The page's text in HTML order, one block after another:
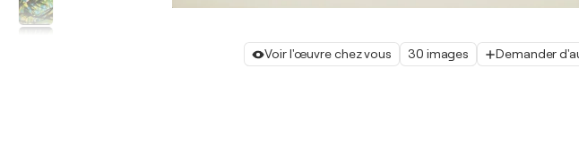
Voir l'œuvre chez vous 30 images Demander